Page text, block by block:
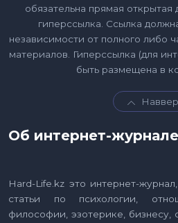
обязательна прямая открытая
гиперссылка. Ссылка
независимости от полного либо
материалов. Гиперссылка (для
быть размещена в
Об интернет-
Hard-Life.kz это интернет-
статьи по психологии,
философии, эзотерике, бизнесу,